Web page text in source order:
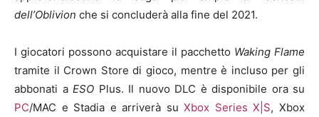
dell’Oblivion che si concluderà alla fine del 2021.
I giocatori possono acquistare il pacchetto Waking Flame
tramite il Crown Store di gioco, mentre è incluso per gli
abbonati a ESO Plus. Il nuovo DLC è disponibile ora su
PC/MAC e Stadia e arriverà suXbox Series X|S, Xbox